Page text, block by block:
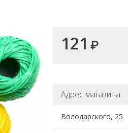
121 ₽
Адрес магазина
Володарского, 25